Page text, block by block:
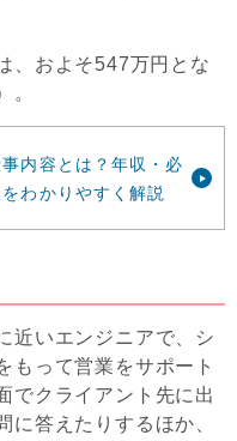
、およそ547万円とな
。
内容とは？年収・必
わかりやすく解説
近いエンジニアで、シ
もって営業をサポート
でクライアント先に出
に答えたりするほか、